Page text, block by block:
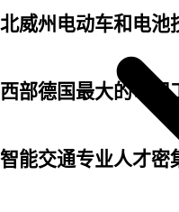
北威州电动车和电池
西部德国最大的可用
智能交通专业人才密